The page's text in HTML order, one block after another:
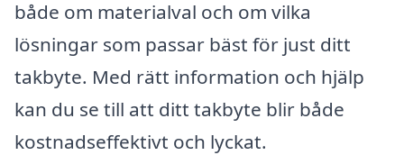
både om materialval och om vilka
lösningar som passar bäst för just ditt
takbyte. Med rätt information och hjälp
kan du se till att ditt takbyte blir både
kostnadseffektivt och lyckat.